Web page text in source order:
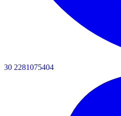
30 2281075404